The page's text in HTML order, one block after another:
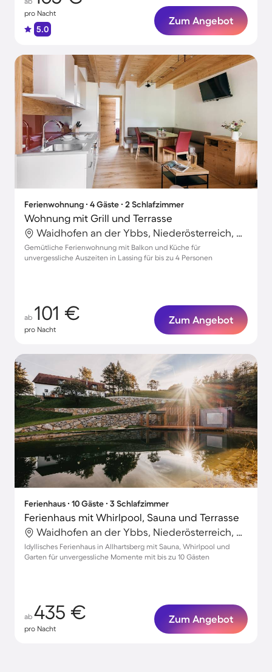
pro Nacht
5.0
Zum Angebot
Ferienwohnung ∙ 4 Gäste ∙ 2 Schlafzimmer
Wohnung mit Grill und Terrasse
Waidhofen an der Ybbs, Niederösterreich, Österreich
Gemütliche Ferienwohnung mit Balkon und Küche für
unvergessliche Auszeiten in Lassing für bis zu 4 Personen
ab 101 €
pro Nacht
Zum Angebot
Ferienhaus ∙ 10 Gäste ∙ 3 Schlafzimmer
Ferienhaus mit Whirlpool, Sauna und Terrasse
Waidhofen an der Ybbs, Niederösterreich, Österreich
Idyllisches Ferienhaus in Allhartsberg mit Sauna, Whirlpool und
Garten für unvergessliche Momente mit bis zu 10 Gästen
ab 435 €
pro Nacht
Zum Angebot